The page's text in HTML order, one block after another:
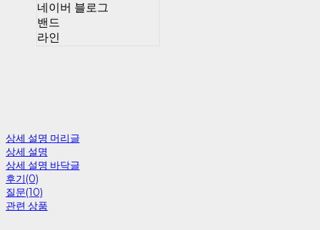
네이버 블로그
밴드
라인
상세 설명 머리글
상세 설명
상세 설명 바닥글
후기(0)
질문(10)
관련 상품